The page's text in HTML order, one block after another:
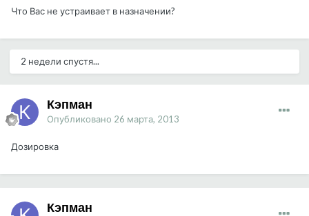
Что Вас не устраивает в назначении?
2 недели спустя...
Кэпман
Опубликовано 26 марта, 2013
Дозировка
Кэпман